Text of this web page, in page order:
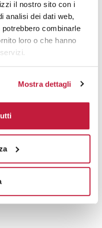
il nostro sito con i
analisi dei dati web,
combinarle
loro o che hanno
Mostra dettagli